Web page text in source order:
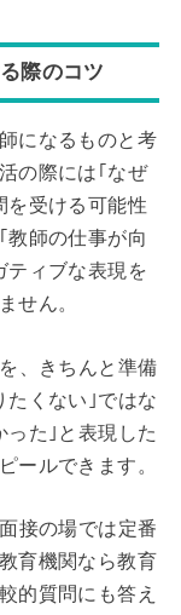
際のコツ
になるものと考
の際には｢なぜ
を受ける可能性
教師の仕事が向
ティブな表現を
せん。
、きちんと準備
たくない｣ではな
った｣と表現した
ールできます。
接の場では定番
育機関なら教育
的質問にも答え